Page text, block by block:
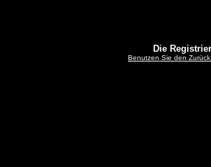
Die
Benutzen Sie den